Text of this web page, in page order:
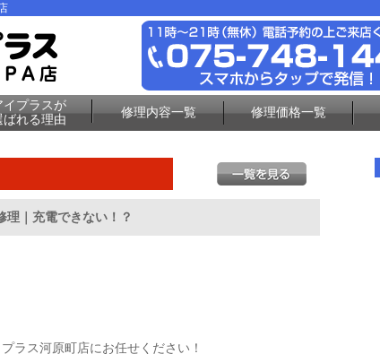
イプラスが
ばれる理由
修理内容一覧 修理価格一覧
理｜充電できない！？
ラス河原町店にお任せください！